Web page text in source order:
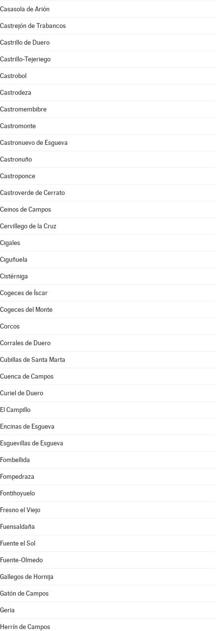
Casasola de Arión
Castrejón de Trabancos
Castrillo de Duero
Castrillo-Tejeriego
Castrobol
Castrodeza
Castromembibre
Castromonte
Castronuevo de Esgueva
Castronuño
Castroponce
Castroverde de Cerrato
Ceinos de Campos
Cervillego de la Cruz
Cigales
Ciguñuela
Cistérniga
Cogeces de Íscar
Cogeces del Monte
Corcos
Corrales de Duero
Cubillas de Santa Marta
Cuenca de Campos
Curiel de Duero
El Campillo
Encinas de Esgueva
Esguevillas de Esgueva
Fombellida
Fompedraza
Fontihoyuelo
Fresno el Viejo
Fuensaldaña
Fuente el Sol
Fuente-Olmedo
Gallegos de Hornija
Gatón de Campos
Geria
Herrín de Campos